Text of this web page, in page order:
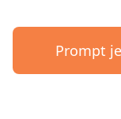
Prompt